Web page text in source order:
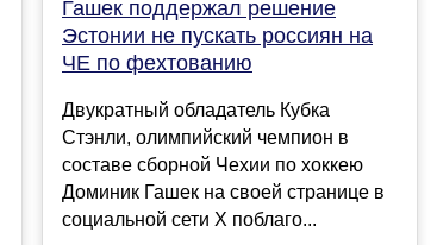
Гашек поддержал решение
Эстонии не пускать россиян на
ЧЕ по фехтованию
Двукратный обладатель Кубка
Стэнли, олимпийский чемпион в
составе сборной Чехии по хоккею
Доминик Гашек на своей странице в
социальной сети X поблаго...